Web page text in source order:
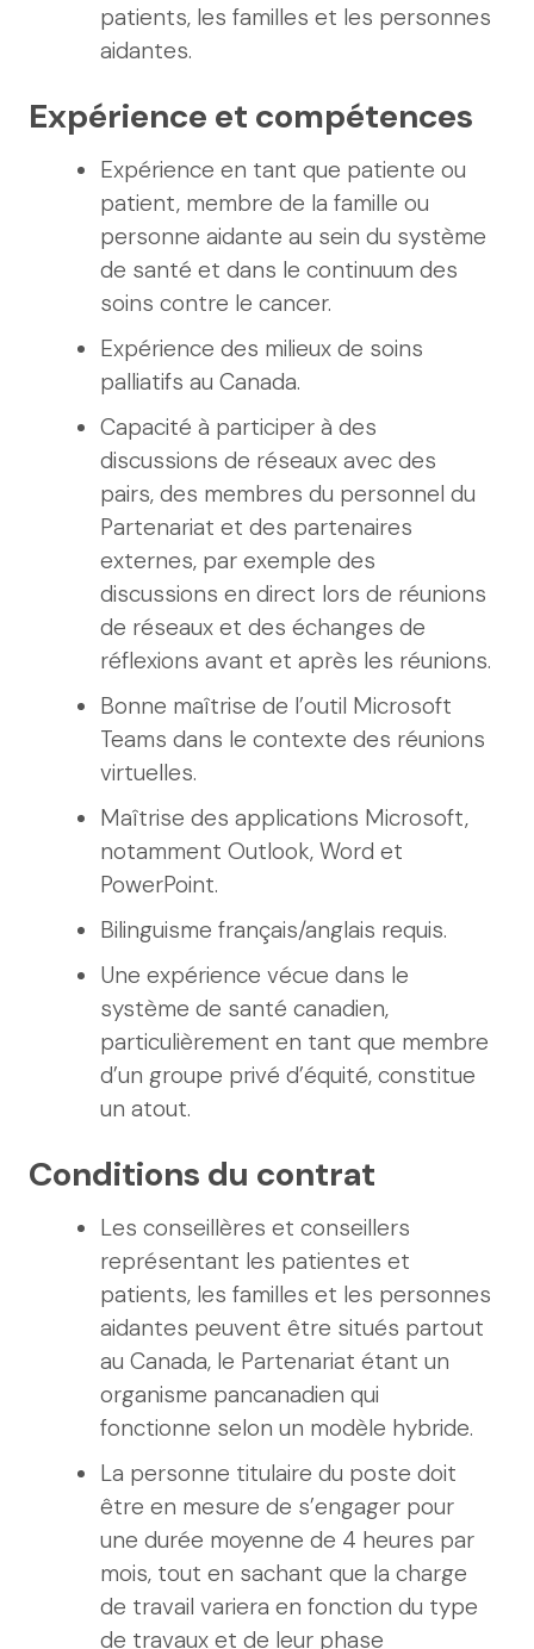
patients, les familles et les personnes
aidantes.
Expérience et compétences
Expérience en tant que patiente ou
patient, membre de la famille ou
personne aidante au sein du système
de santé et dans le continuum des
soins contre le cancer.
Expérience des milieux de soins
palliatifs au Canada.
Capacité à participer à des
discussions de réseaux avec des
pairs, des membres du personnel du
Partenariat et des partenaires
externes, par exemple des
discussions en direct lors de réunions
de réseaux et des échanges de
réflexions avant et après les réunions.
Bonne maîtrise de l’outil Microsoft
Teams dans le contexte des réunions
virtuelles.
Maîtrise des applications Microsoft,
notamment Outlook, Word et
PowerPoint.
Bilinguisme français/anglais requis.
Une expérience vécue dans le
système de santé canadien,
particulièrement en tant que membre
d’un groupe privé d’équité, constitue
un atout.
Conditions du contrat
Les conseillères et conseillers
représentant les patientes et
patients, les familles et les personnes
aidantes peuvent être situés partout
au Canada, le Partenariat étant un
organisme pancanadien qui
fonctionne selon un modèle hybride.
La personne titulaire du poste doit
être en mesure de s’engager pour
une durée moyenne de 4 heures par
mois, tout en sachant que la charge
de travail variera en fonction du type
de travaux et de leur phase